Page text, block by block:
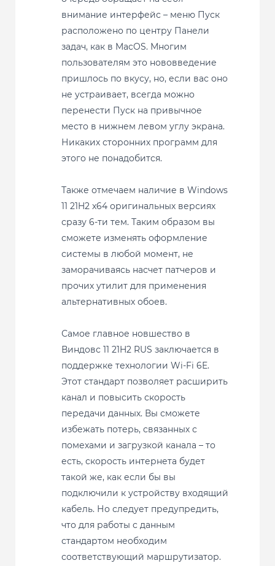
внимание интерфейс – меню Пуск
расположено по центру Панели
задач, как в MacOS. Многим
пользователям это нововведение
пришлось по вкусу, но, если вас оно
не устраивает, всегда можно
перенести Пуск на привычное
место в нижнем левом углу экрана.
Никаких сторонних программ для
этого не понадобится.
Также отмечаем наличие в Windows
11 21H2 x64 оригинальных версиях
сразу 6-ти тем. Таким образом вы
сможете изменять оформление
системы в любой момент, не
заморачиваясь насчет патчеров и
прочих утилит для применения
альтернативных обоев.
Самое главное новшество в
Виндовс 11 21H2 RUS заключается в
поддержке технологии Wi-Fi 6E.
Этот стандарт позволяет расширить
канал и повысить скорость
передачи данных. Вы сможете
избежать потерь, связанных с
помехами и загрузкой канала – то
есть, скорость интернета будет
такой же, как если бы вы
подключили к устройству входящий
кабель. Но следует предупредить,
что для работы с данным
стандартом необходим
соответствующий маршрутизатор.